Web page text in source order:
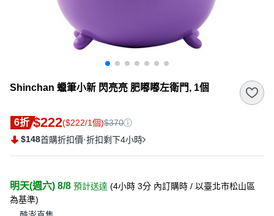
Shinchan 蠟筆小新 閃亮亮 肥嘟嘟左衛門, 1個
6折 $222($222/1個)$370
$148首購折扣價·折扣剩下4小時
明天(週六) 8/8 預計送達 (4小時 3分 內訂購時 / 以臺北市松山區
為基準)